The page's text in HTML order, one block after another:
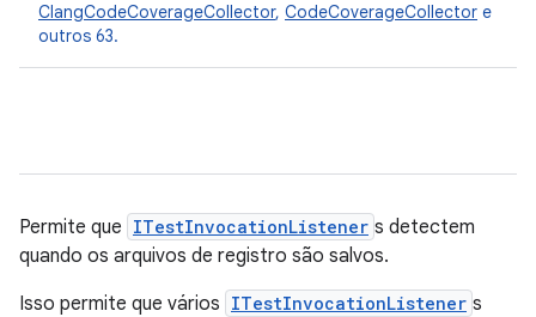
ClangCodeCoverageCollector, CodeCoverageCollector e
outros 63.
Permite que ITestInvocationListener s detectem
quando os arquivos de registro são salvos.
Isso permite que vários ITestInvocationListener s